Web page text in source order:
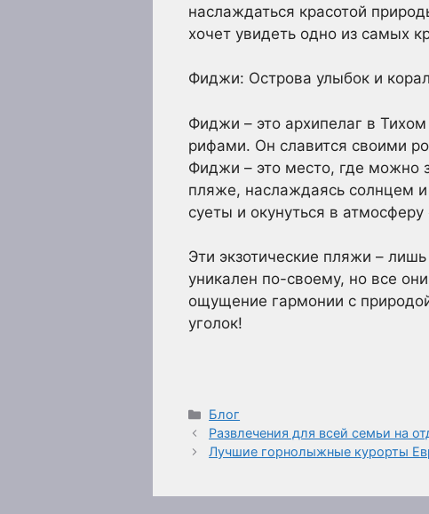
наслаждаться красотой
хочет увидеть одно из самых
Фиджи: Острова улыбок и
Фиджи – это архипелаг в
рифами. Он славится своими
Фиджи – это место, где можно
пляже, наслаждаясь солнцем
суеты и окунуться в
Эти экзотические пляжи –
уникален по-своему, но все
ощущение гармонии с
уголок!
Рубрики
Блог
Развлечения для всей семьи на
Лучшие горнолыжные курорты